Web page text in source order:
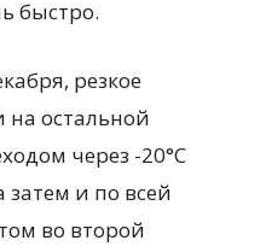
быстро.
резкое
на остальной
через -20°С
и по всей
во второй